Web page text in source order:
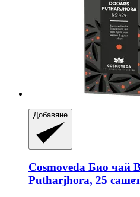
Добавяне
Cosmoveda Био чай
Putharjhora, 25